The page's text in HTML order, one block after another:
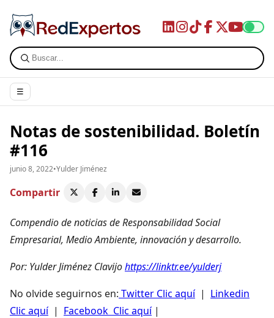
☰
Notas de sostenibilidad. Boletín
#116
junio 8, 2022•Yulder Jiménez
Compartir
Compendio de noticias de Responsabilidad Social
Empresarial, Medio Ambiente, innovación y desarrollo.
Por: Yulder Jiménez Clavijohttps://linktr.ee/yulderj
No olvide seguirnos en: Twitter Clic aquí| Linkedin
Clic aquí| Facebook Clic aquí |